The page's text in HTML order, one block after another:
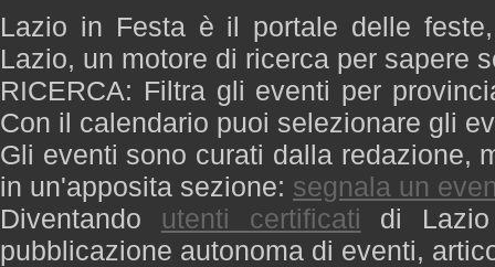
Lazio in Festa è il portale delle
Lazio, un motore di ricerca per sapere
RICERCA: Filtra gli eventi per
Con il calendario puoi selezionare gli
Gli eventi sono curati dalla redazione,
in un'apposita sezione: segnala un
Diventando utenti certificati di
pubblicazione autonoma di eventi,